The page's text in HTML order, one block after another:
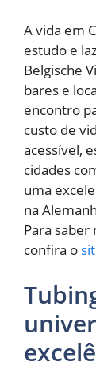
A vida em
estudo e
Belgische
bares e
encontro
custo de
acessível,
cidades
uma
na
Para saber
confira o